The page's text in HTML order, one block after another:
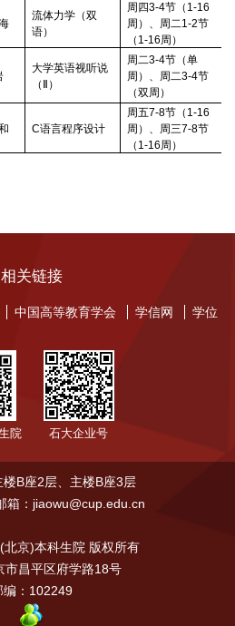
流体力学（双
语）
周四3-4节（ 1-16
周）、周二1-2节
（ 1-16周）
大学英语视听说
（
）
周二3-4节（单
周）、周二3-4节
（双周）
C语言程序设计
周五7-8节（ 1-16
周）、周三7-8节
（ 1-16周）
相关链接
中国高等教育学会 学信网
学位
院 石大企业号
楼B座2层、主楼B座3层
箱：jiaowu@cup.edu.cn
北京)本科生院 版权所有
市昌平区府学路18号
编：102249